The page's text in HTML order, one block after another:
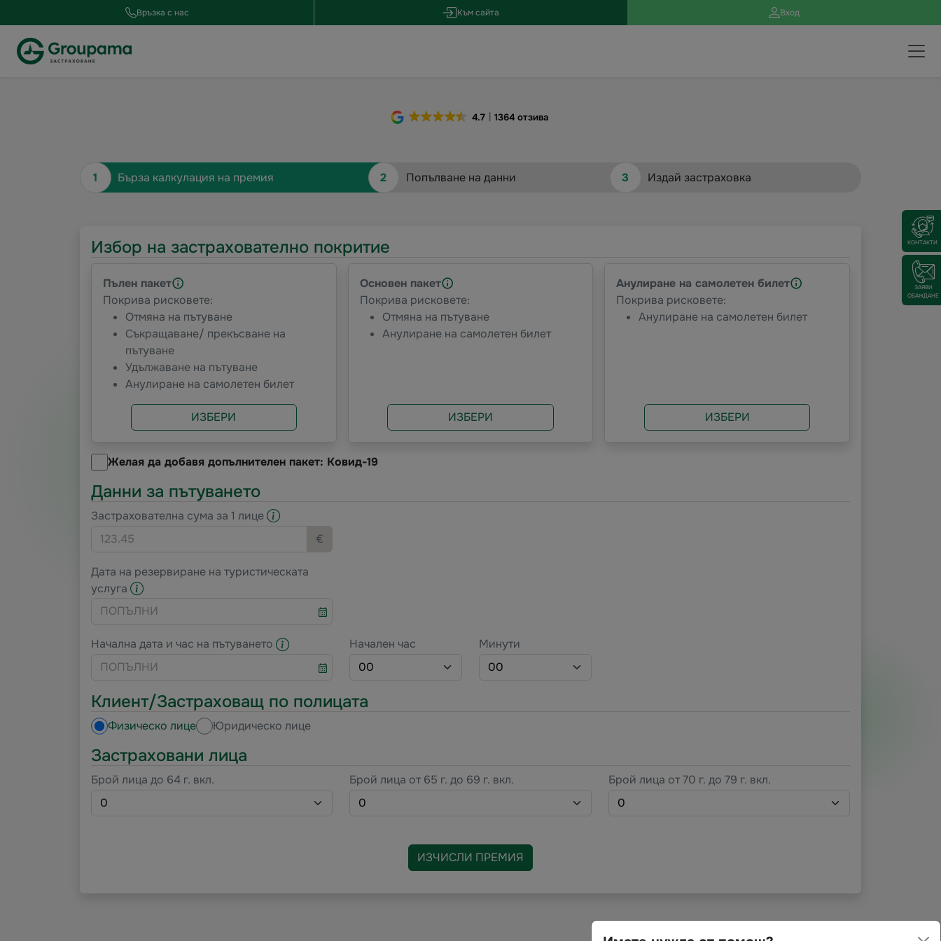
Връзка с нас Към сайта Вход
4.7 1364 отзива
1 Бърза калкулация на премия 2 Попълване на данни 3 Издай застраховка
Избор на застрахователно покритие
Пълен пакет
Покрива рисковете:
Отмяна на пътуване
Съкращаване/ прекъсване на
пътуване
Удължаване на пътуване
Анулиране на самолетен билет
ИЗБЕРИ
Основен пакет
Покрива рисковете:
Отмяна на пътуване
Анулиране на самолетен билет
ИЗБЕРИ
Анулиране на самолетен билет
Покрива рисковете:
Анулиране на самолетен билет
ИЗБЕРИ
Желая да добавя допълнителен пакет: Ковид-19
Данни за пътуването
Застрахователна сума за 1 лице
€
Дата на резервиране на туристическата
услуга
Начална дата и час на пътуването
Начален час
00
Минути
00
Клиент/Застраховащ по полицата
Физическо лице Юридическо лице
Застраховани лица
Брой лица до 64 г. вкл.
0
Брой лица от 65 г. до 69 г. вкл.
0
Брой лица от 70 г. до 79 г. вкл.
0
ИЗЧИСЛИ ПРЕМИЯ
КОНТАКТИ
ЗАЯВИ
ОБАЖДАНЕ